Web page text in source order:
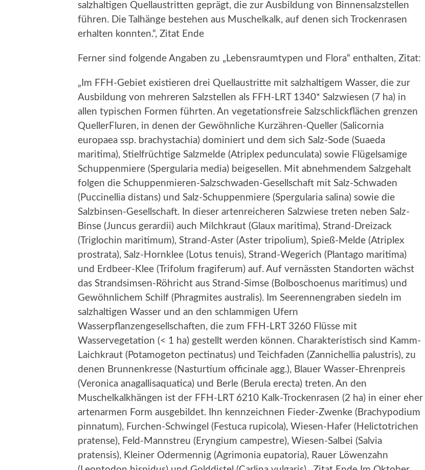
salzhaltigen Quellaustritten geprägt, die zur Ausbildung von Binnensalzstellen
führen. Die Talhänge bestehen aus Muschelkalk, auf denen sich Trockenrasen
erhalten konnten.“, Zitat Ende
Ferner sind folgende Angaben zu „Lebensraumtypen und Flora“ enthalten, Zitat:
„Im FFH-Gebiet existieren drei Quellaustritte mit salzhaltigem Wasser, die zur
Ausbildung von mehreren Salzstellen als FFH-LRT 1340* Salzwiesen (7 ha) in
allen typischen Formen führten. An vegetationsfreie Salzschlickflächen grenzen
QuellerFluren, in denen der Gewöhnliche Kurzähren-Queller (Salicornia
europaea ssp. brachystachia) dominiert und dem sich Salz-Sode (Suaeda
maritima), Stielfrüchtige Salzmelde (Atriplex pedunculata) sowie Flügelsamige
Schuppenmiere (Spergularia media) beigesellen. Mit abnehmendem Salzgehalt
folgen die Schuppenmieren-Salzschwaden-Gesellschaft mit Salz-Schwaden
(Puccinellia distans) und Salz-Schuppenmiere (Spergularia salina) sowie die
Salzbinsen-Gesellschaft. In dieser artenreicheren Salzwiese treten neben Salz-
Binse (Juncus gerardii) auch Milchkraut (Glaux maritima), Strand-Dreizack
(Triglochin maritimum), Strand-Aster (Aster tripolium), Spieß-Melde (Atriplex
prostrata), Salz-Hornklee (Lotus tenuis), Strand-Wegerich (Plantago maritima)
und Erdbeer-Klee (Trifolum fragiferum) auf. Auf vernässten Standorten wächst
das Strandsimsen-Röhricht aus Strand-Simse (Bolboschoenus maritimus) und
Gewöhnlichem Schilf (Phragmites australis). Im Seerennengraben siedeln im
salzhaltigen Wasser und an den schlammigen Ufern
Wasserpflanzengesellschaften, die zum FFH-LRT 3260 Flüsse mit
Wasservegetation (< 1 ha) gestellt werden können. Charakteristisch sind Kamm-
Laichkraut (Potamogeton pectinatus) und Teichfaden (Zannichellia palustris), zu
denen Brunnenkresse (Nasturtium officinale agg.), Blauer Wasser-Ehrenpreis
(Veronica anagallisaquatica) und Berle (Berula erecta) treten. An den
Muschelkalkhängen ist der FFH-LRT 6210 Kalk-Trockenrasen (2 ha) in einer eher
artenarmen Form ausgebildet. Ihn kennzeichnen Fieder-Zwenke (Brachypodium
pinnatum), Furchen-Schwingel (Festuca rupicola), Wiesen-Hafer (Helictotrichen
pratense), Feld-Mannstreu (Eryngium campestre), Wiesen-Salbei (Salvia
pratensis), Kleiner Odermennig (Agrimonia eupatoria), Rauer Löwenzahn